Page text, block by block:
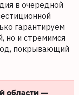
в очередной
гарантируем
но и стремимся
покрывающий
области —